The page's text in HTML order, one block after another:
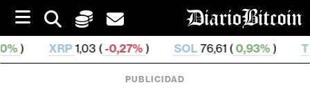
i
p
t
1,03 ( -0,27%) SOL76,61 ( 0,93% ) TRX0,330 089
PUBLICIDAD